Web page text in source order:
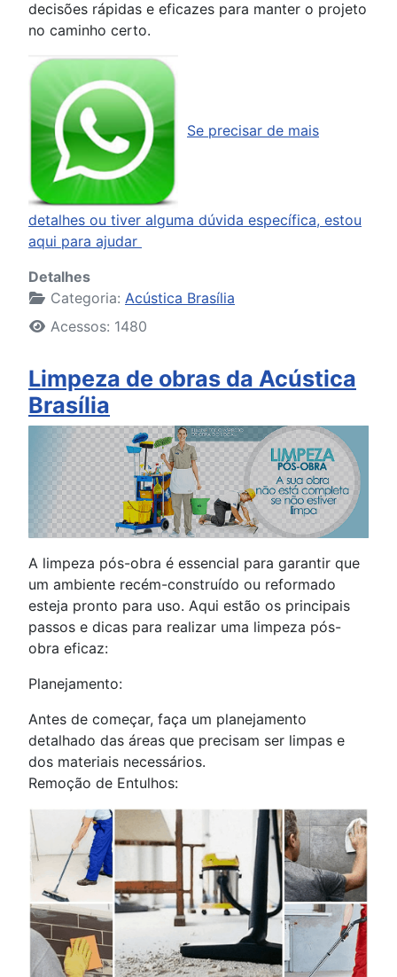
decisões rápidas e eficazes para manter o projeto
no caminho certo.
Se precisar de mais
detalhes ou tiver alguma dúvida específica, estou
aqui para ajudar
Detalhes
Categoria: Acústica Brasília
Acessos: 1480
Limpeza de obras da Acústica
Brasília
A limpeza pós-obra é essencial para garantir que
um ambiente recém-construído ou reformado
esteja pronto para uso. Aqui estão os principais
passos e dicas para realizar uma limpeza pós-
obra eficaz:
Planejamento:
Antes de começar, faça um planejamento
detalhado das áreas que precisam ser limpas e
dos materiais necessários.
Remoção de Entulhos: